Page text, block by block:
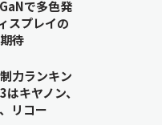
で多色発
スプレイの
待
力ランキン
キヤノン、
リコー